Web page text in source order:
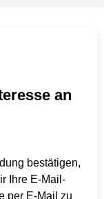
an
bestätigen,
Ihre E-Mail-
per E-Mail zu